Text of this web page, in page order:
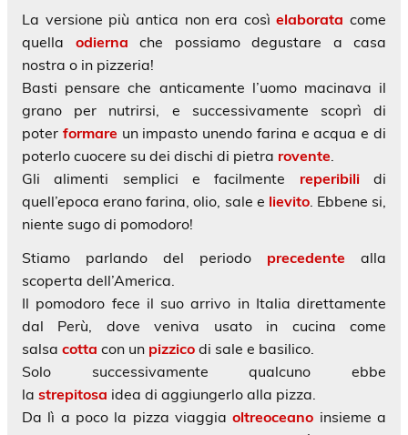
La versione più antica non era cosìelaborata come
quella odierna che possiamo degustare a casa
nostra o in pizzeria!
Basti pensare che anticamente l’uomo macinava il
grano per nutrirsi, e successivamente scoprì di
poter formare un impasto unendo farina e acqua e di
poterlo cuocere su dei dischi di pietra rovente.
Gli alimenti semplici e facilmente reperibilidi
quell’epoca erano farina, olio, sale e lievito. Ebbene si,
niente sugo di pomodoro!
Stiamo parlando del periodo precedente alla
scoperta dell’America.
Il pomodoro fece il suo arrivo in Italia direttamente
dal Perù, dove veniva usato in cucina come
salsa cotta con un pizzico di sale e basilico.
Solo successivamente qualcuno ebbe
la strepitosa idea di aggiungerlo alla pizza.
Da lì a poco la pizza viaggiaoltreoceano insieme a